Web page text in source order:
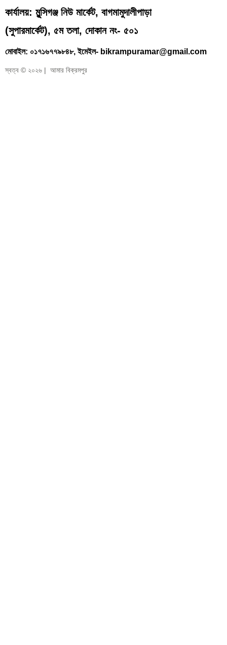
কার্যালয়: মুন্সিগঞ্জ নিউ মার্কেট, বাগমামুদালীপাড়া
(সুপারমার্কেট), ৫ম তলা, দোকান নং- ৫০১
মোবাইল: ০১৭১৬৭৭৯৮৪৮, ইমেইল- bikrampuramar@gmail.com
স্বত্ব © ২০২৬ | আমার বিক্রমপুর